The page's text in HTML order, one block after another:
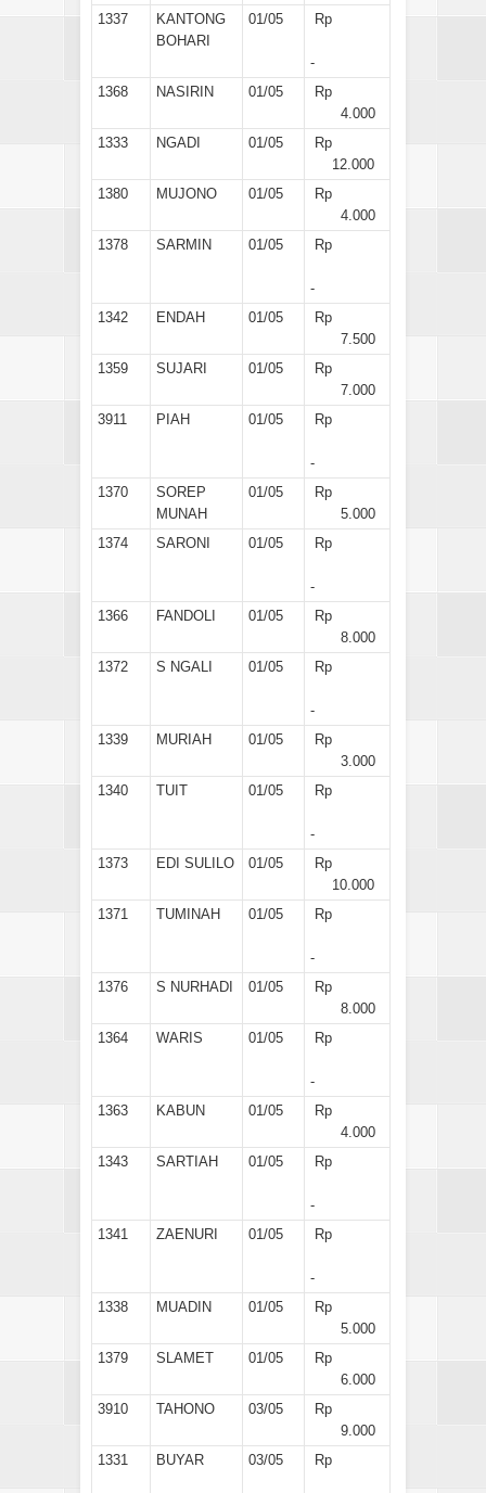
1337
KANTONG
BOHARI
01/05 Rp
-
1368
NASIRIN 01/05
Rp
4.000
1333
NGADI 01/05
Rp
12.000
1380
MUJONO 01/05
Rp
4.000
1378
SARMIN 01/05 Rp
-
1342
ENDAH 01/05
Rp
7.500
1359
SUJARI 01/05
Rp
7.000
3911
PIAH 01/05 Rp
-
1370
SOREP
MUNAH
01/05
Rp
5.000
1374
SARONI 01/05 Rp
-
1366
FANDOLI 01/05
Rp
8.000
1372
S NGALI 01/05 Rp
-
1339
MURIAH 01/05
Rp
3.000
1340
TUIT 01/05 Rp
-
1373
EDI SULILO 01/05
Rp
10.000
1371
TUMINAH 01/05 Rp
-
1376
S NURHADI 01/05
Rp
8.000
1364
WARIS 01/05 Rp
-
1363
KABUN 01/05
Rp
4.000
1343
SARTIAH 01/05 Rp
-
1341
ZAENURI 01/05 Rp
-
1338
MUADIN 01/05
Rp
5.000
1379
SLAMET 01/05
Rp
6.000
3910
TAHONO 03/05
Rp
9.000
1331
BUYAR 03/05 Rp